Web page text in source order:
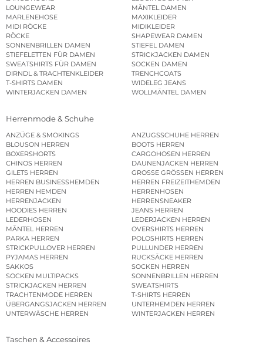
LOUNGEWEAR
MÄNTEL DAMEN
MARLENEHOSE
MAXIKLEIDER
MIDI RÖCKE
MIDIKLEIDER
RÖCKE
SHAPEWEAR DAMEN
SONNENBRILLEN DAMEN
STIEFEL DAMEN
STIEFELETTEN FÜR DAMEN
STRICKJACKEN DAMEN
SWEATSHIRTS FÜR DAMEN
SOCKEN DAMEN
DIRNDL & TRACHTENKLEIDER
TRENCHCOATS
T-SHIRTS DAMEN
WIDELEG JEANS
WINTERJACKEN DAMEN
WOLLMÄNTEL DAMEN
Herrenmode & Schuhe
ANZÜGE & SMOKINGS
ANZUGSSCHUHE HERREN
BLOUSON HERREN
BOOTS HERREN
BOXERSHORTS
CARGOHOSEN HERREN
CHINOS HERREN
DAUNENJACKEN HERREN
GILETS HERREN
GROSSE GRÖSSEN HERREN
HERREN BUSINESSHEMDEN
HERREN FREIZEITHEMDEN
HERREN HEMDEN
HERRENHOSEN
HERRENJACKEN
HERRENSNEAKER
HOODIES HERREN
JEANS HERREN
LEDERHOSEN
LEDERJACKEN HERREN
MÄNTEL HERREN
OVERSHIRTS HERREN
PARKA HERREN
POLOSHIRTS HERREN
STRICKPULLOVER HERREN
PULLUNDER HERREN
PYJAMAS HERREN
RUCKSÄCKE HERREN
SAKKOS
SOCKEN HERREN
SOCKEN MULTIPACKS
SONNENBRILLEN HERREN
STRICKJACKEN HERREN
SWEATSHIRTS
TRACHTENMODE HERREN
T-SHIRTS HERREN
ÜBERGANGSJACKEN HERREN
UNTERHEMDEN HERREN
UNTERWÄSCHE HERREN
WINTERJACKEN HERREN
Taschen & Accessoires